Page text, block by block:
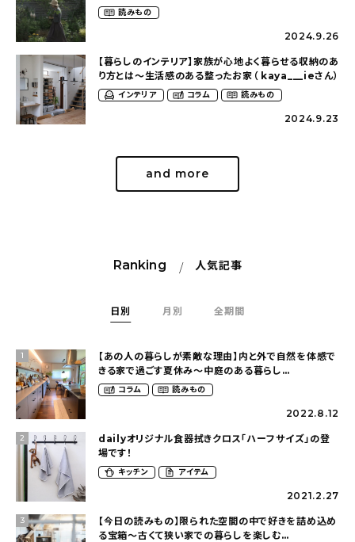
（tsumikiniwaさん）
読みもの
2024.9.26
【暮らしのインテリア】家族が心地よく暮らせる収納のあ
り方とは〜生活感のある整ったお家（ kaya___ieさん）
インテリア コラム 読みもの
2024.9.23
and more
Ranking 人気記事
日別 月別 全期間
1
【あの人の暮らしが素敵な理由】内と外で自然を体感で
きる家で過ごす夏休み〜中庭のある暮らし
（yume_2700さん）
コラム 読みもの
2022.8.12
2
dailyオリジナル食器拭きクロス「ハーフサイズ」の登
場です！
キッチン アイテム
2021.2.27
3
【今日の読みもの】限られた空間の中で好きを詰め込め
る宝箱〜古くて狭い家での暮らしを楽しむ